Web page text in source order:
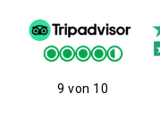
9 von 10